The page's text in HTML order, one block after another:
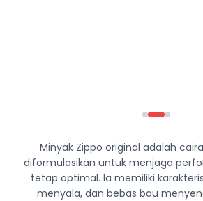
Minyak Zippo original adalah
diformulasikan untuk menjaga
tetap optimal. Ia memiliki
menyala, dan bebas bau